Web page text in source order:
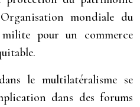
mondiale du
pour un commerce
le multilatéralisme se
dans des forums